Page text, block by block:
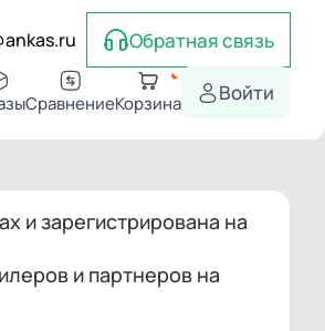
Обратная связь
СравнениеКорзина Войти
и зарегистрирована на
и партнеров на